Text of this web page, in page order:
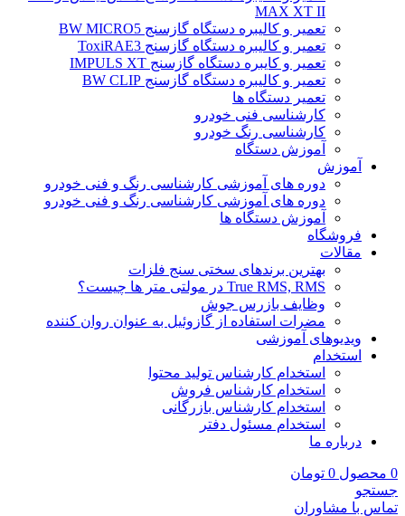
MAX XT II
تعمیر و کالیبره دستگاه گازسنج BW MICRO5
تعمیر و کالیبره دستگاه گازسنج ToxiRAE3
تعمیر و کایبره دستگاه گازسنج IMPULS XT
تعمیر و کالیبره دستگاه گازسنج BW CLIP
تعمیر دستگاه ها
کارشناسی فنی خودرو
کارشناسی رنگ خودرو
آموزش دستگاه
آموزش
دوره های آموزشی کارشناسی رنگ و فنی خودرو
دوره های آموزشی کارشناسی رنگ و فنی خودرو
آموزش دستگاه ها
فروشگاه
مقالات
بهترین برندهای سختی سنج فلزات
True RMS, RMS در مولتی متر ها چیست؟
وظایف بازرس جوش
مضرات استفاده از گازوئیل به عنوان روان کننده
ویدیوهای آموزشی
استخدام
استخدام کارشناس تولید محتوا
استخدام کارشناس فروش
استخدام کارشناس بازرگانی
استخدام مسئول دفتر
درباره ما
0 محصول 0 تومان
جستجو
تماس با مشاوران